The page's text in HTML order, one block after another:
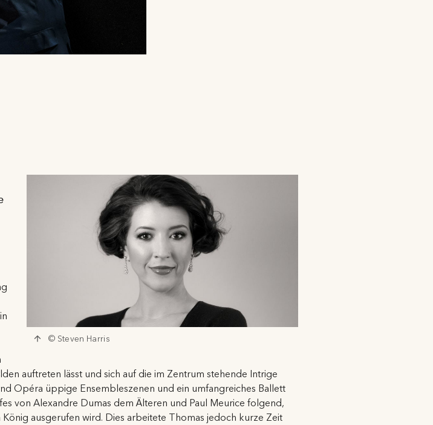
© Steven Harris
auftreten lässt und sich auf die im Zentrum stehende Intrige
Opéra üppige Ensembleszenen und ein umfangreiches Ballett
von Alexandre Dumas dem Älteren und Paul Meurice folgend,
ausgerufen wird. Dies arbeitete Thomas jedoch kurze Zeit